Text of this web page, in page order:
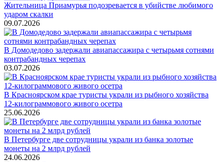
Жительница Приамурья подозревается в убийстве любимого
ударом скалки
09.07.2026
В Домодедово задержали авиапассажира с четырьмя сотнями
контрабандных черепах
03.07.2026
В Красноярском крае туристы украли из рыбного хозяйства
12-килограммового живого осетра
25.06.2026
В Петербурге две сотрудницы украли из банка золотые
монеты на 2 млрд рублей
24.06.2026